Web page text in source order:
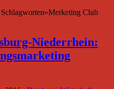
»Merketing Club
Niederrhein: